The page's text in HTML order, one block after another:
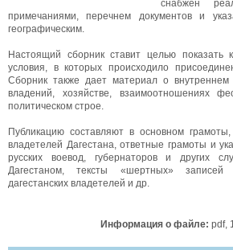
снабжен
примечаниями, перечнем документов и
географическим.
Настоящий сборник ставит целью показать
условия, в которых происходило
Сборник также дает материал о внутреннем
владений, хозяйстве, взаимоотношениях
политическом строе.
Публикацию составляют в основном
владетелей Дагестана, ответные грамоты и
русских воевод, губернаторов и других
Дагестаном, тексты «шертных»
дагестанских владетелей и др.
Информация о файле: pdf,